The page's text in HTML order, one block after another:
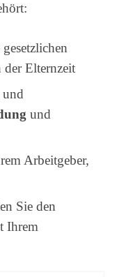
der Elternzeit
und
und
Arbeitgeber,
Sie den
Ihrem